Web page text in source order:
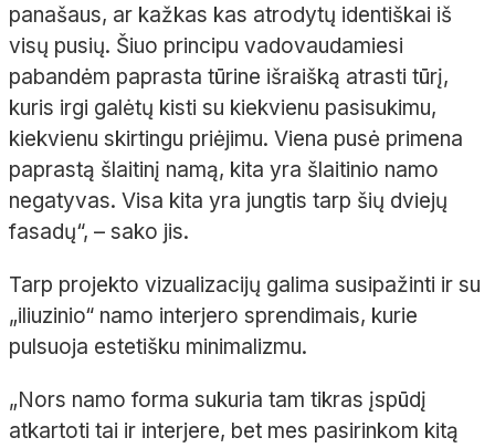
panašaus, ar kažkas kas atrodytų identiškai iš
visų pusių. Šiuo principu vadovaudamiesi
pabandėm paprasta tūrine išraišką atrasti tūrį,
kuris irgi galėtų kisti su kiekvienu pasisukimu,
kiekvienu skirtingu priėjimu. Viena pusė primena
paprastą šlaitinį namą, kita yra šlaitinio namo
negatyvas. Visa kita yra jungtis tarp šių dviejų
fasadų“, – sako jis.
Tarp projekto vizualizacijų galima susipažinti ir su
„iliuzinio“ namo interjero sprendimais, kurie
pulsuoja estetišku minimalizmu.
„Nors namo forma sukuria tam tikras įspūdį
atkartoti tai ir interjere, bet mes pasirinkom kitą